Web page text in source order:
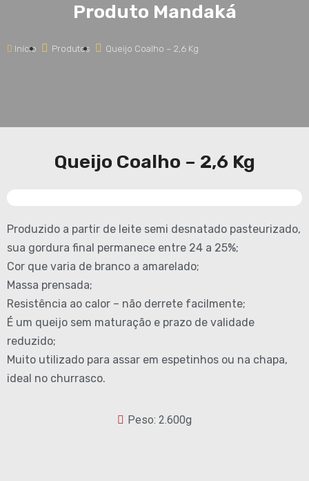
Produto Mandaká
Início Produtos Queijo Coalho – 2,6 Kg
Queijo Coalho – 2,6 Kg
Produzido a partir de leite semi desnatado pasteurizado,
sua gordura final permanece entre 24 a 25%;
Cor que varia de branco a amarelado;
Massa prensada;
Resistência ao calor – não derrete facilmente;
É um queijo sem maturação e prazo de validade
reduzido;
Muito utilizado para assar em espetinhos ou na chapa,
ideal no churrasco.
Peso: 2.600g